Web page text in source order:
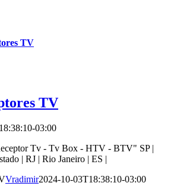
TV
TV
03:00
Tv - Tv Box - HTV - BTV" SP |
| RJ | Rio Janeiro | ES |
Vradimir2024-10-03T18:38:10-03:00